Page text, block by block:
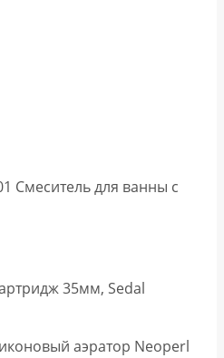
Смеситель для ванны с
35мм, Sedal
аэратор Neoperl